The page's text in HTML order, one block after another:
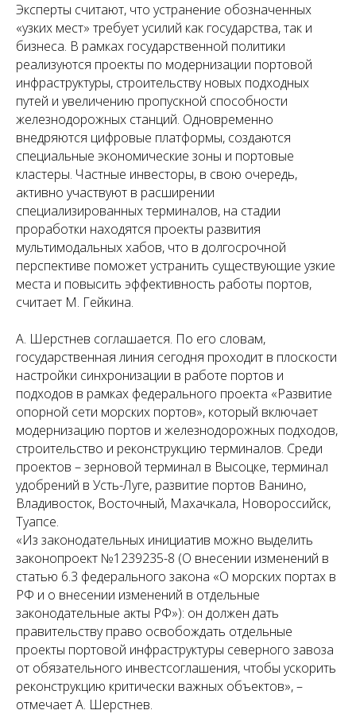
Эксперты считают, что устранение обозначенных
«узких мест» требует усилий как государства, так и
бизнеса. В рамках государственной политики
реализуются проекты по модернизации портовой
инфраструктуры, строительству новых подходных
путей и увеличению пропускной способности
железнодорожных станций. Одновременно
внедряются цифровые платформы, создаются
специальные экономические зоны и портовые
кластеры. Частные инвесторы, в свою очередь,
активно участвуют в расширении
специализированных терминалов, на стадии
проработки находятся проекты развития
мультимодальных хабов, что в долгосрочной
перспективе поможет устранить существующие узкие
места и повысить эффективность работы портов,
считает М. Гейкина.
А. Шерстнев соглашается. По его словам,
государственная линия сегодня проходит в плоскости
настройки синхронизации в работе портов и
подходов в рамках федерального проекта «Развитие
опорной сети морских портов», который включает
модернизацию портов и железнодорожных подходов,
строительство и реконструкцию терминалов. Среди
проектов – зерновой терминал в Высоцке, терминал
удобрений в Усть-Луге, развитие портов Ванино,
Владивосток, Восточный, Махачкала, Новороссийск,
Туапсе.
«Из законодательных инициатив можно выделить
законопроект №1239235-8 (О внесении изменений в
статью 6.3 федерального закона «О морских портах в
РФ и о внесении изменений в отдельные
законодательные акты РФ»): он должен дать
правительству право освобождать отдельные
проекты портовой инфраструктуры северного завоза
от обязательного инвестсоглашения, чтобы ускорить
реконструкцию критически важных объектов», –
отмечает А. Шерстнев.